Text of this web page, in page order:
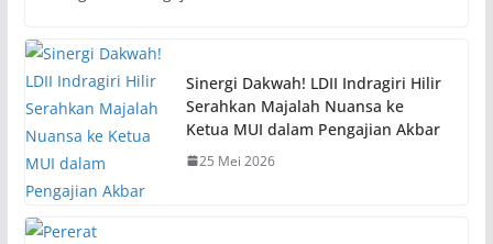
Sinergi Dakwah! LDII Indragiri Hilir
Serahkan Majalah Nuansa ke
Ketua MUI dalam Pengajian Akbar
25 Mei 2026